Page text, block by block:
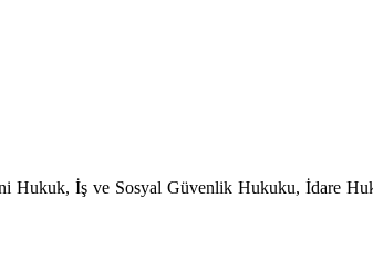
Hukuk, İş ve Sosyal Güvenlik Hukuku, İdare